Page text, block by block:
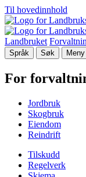
Til hovedinnhold
Landbruket
Språk Søk Meny
For
Jordbruk
Skogbruk
Eiendom
Reindrift
Tilskudd
Regelverk